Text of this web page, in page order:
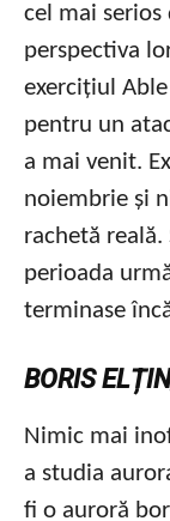
cel mai
perspectiva
exercițiul
pentru un
a mai venit.
noiembrie și
rachetă
perioada
terminase
BORIS
Nimic mai
a studia
fi o auroră